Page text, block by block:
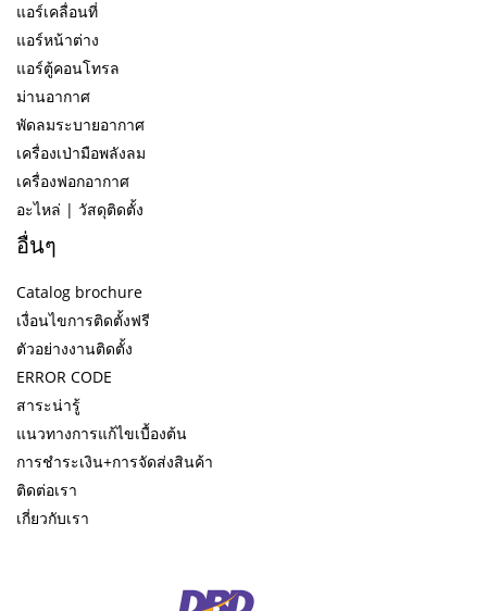
แอร์เคลื่อนที่
แอร์หน้าต่าง
แอร์ตู้คอนโทรล
ม่านอากาศ
พัดลมระบายอากาศ
เครื่องเป่ามือพลังลม
เครื่องฟอกอากาศ
อะไหล่ | วัสดุติดตั้ง
อื่นๆ
Catalog brochure
เงื่อนไขการติดตั้งฟรี
ตัวอย่างงานติดตั้ง
ERROR CODE
สาระน่ารู้
แนวทางการแก้ไขเบื้องต้น
การชำระเงิน+การจัดส่งสินค้า
ติดต่อเรา
เกี่ยวกับเรา